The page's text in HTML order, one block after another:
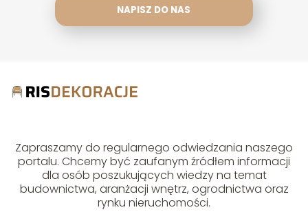
NAPISZ DO NAS
Zapraszamy do regularnego odwiedzania naszego
portalu. Chcemy być zaufanym źródłem informacji
dla osób poszukujących wiedzy na temat
budownictwa, aranżacji wnętrz, ogrodnictwa oraz
rynku nieruchomości.